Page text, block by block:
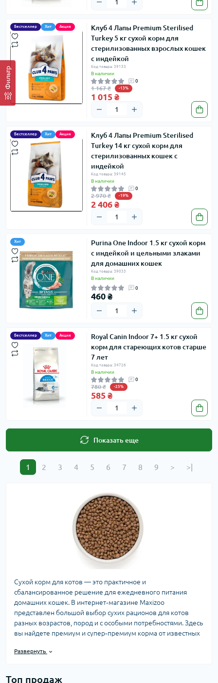
Фильтр
Бестселлер Хит Акция
Клуб 4 Лапы Premium Sterilised
Turkey 5 кг сухой корм для
стерилизованных взрослых кошек
с индейкой
Код товара: 39153
В наличии
0
1 167 ₴ -13%
1 015 ₴
Бестселлер Хит Акция
Клуб 4 Лапы Premium Sterilised
Turkey 14 кг сухой корм для
стерилизованных кошек с
индейкой
Код товара: 39145
В наличии
0
2 970 ₴ -19%
2 406 ₴
Хит
Purina One Indoor 1.5 кг сухой корм
с индейкой и цельными злаками
для домашних кошек
Код товара: 39033
В наличии
0
460 ₴
Бестселлер Хит Акция
Royal Canin Indoor 7+ 1.5 кг сухой
корм для стареющих котов старше
7 лет
Код товара: 34726
В наличии
0
780 ₴ -25%
585 ₴
Показать еще
1 2 3 4 5 6 7 8 9 > >|
Сухой корм для котов — это практичное и
сбалансированное решение для ежедневного питания
домашних кошек. В интернет‑магазине Maxizoo
представлен большой выбор сухих рационов для котов
разных возрастов, пород и с особыми потребностями. Здесь
вы найдете премиум и супер‑премиум корма от известных
Оформить заказ можно онлайн с быстрой доставкой по
Развернуть
Топ продаж